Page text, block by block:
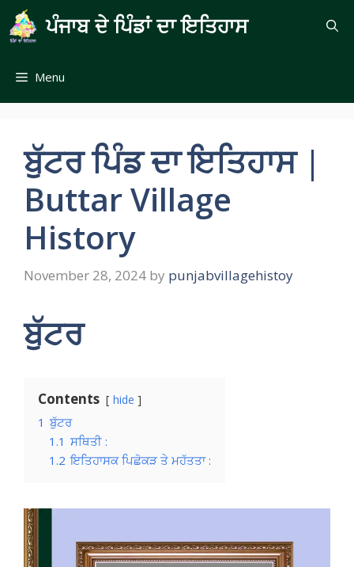
Skip
to
content
ਪੰਜਾਬ ਦੇ ਪਿੰਡਾਂ ਦਾ ਇਤਿਹਾਸ
Menu
ਬੁੱਟਰ ਪਿੰਡ ਦਾ ਇਤਿਹਾਸ |
Buttar Village
History
November 28, 2024 by punjabvillagehistoy
ਬੁੱਟਰ
Contents hide
1 ਬੁੱਟਰ
1.1 ਸਥਿਤੀ :
1.2 ਇਤਿਹਾਸਕ ਪਿਛੋਕੜ ਤੇ ਮਹੱਤਤਾ :